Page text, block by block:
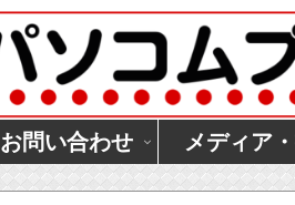
お問い合わせ メディア